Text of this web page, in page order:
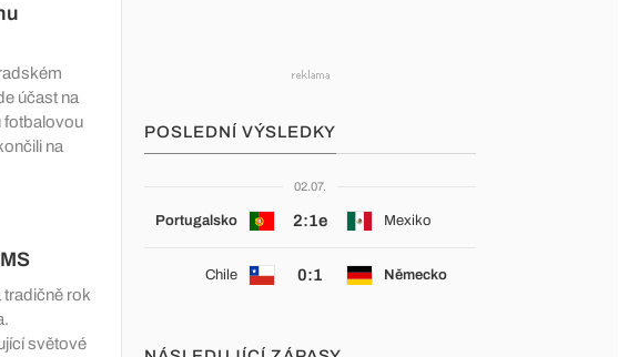
účast na
fotbalovou
na
tradičně rok
světové
POSLEDNÍ VÝSLEDKY
02.07.
Portugalsko 2:1e Mexiko
Chile 0:1 Německo